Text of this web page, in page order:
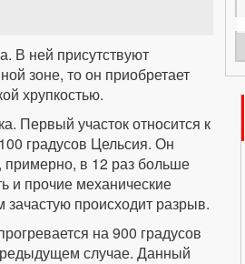
В ней присутствуют
зоне, то он приобретает
хрупкостью.
Первый участок относится к
градусов Цельсия. Он
примерно, в 12 раз больше
и прочие механические
происходит разрыв.
на 900 градусов
случае. Данный